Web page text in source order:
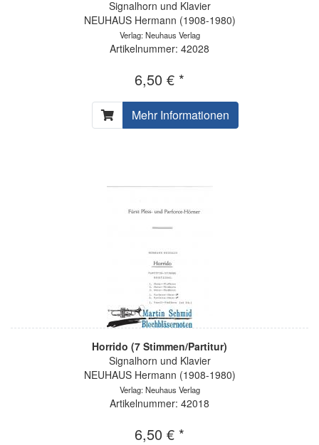
Signalhorn und Klavier
NEUHAUS Hermann (1908-1980)
Verlag: Neuhaus Verlag
Artikelnummer: 42028
6,50 € *
Mehr Informationen
Horrido (7 Stimmen/Partitur)
Signalhorn und Klavier
NEUHAUS Hermann (1908-1980)
Verlag: Neuhaus Verlag
Artikelnummer: 42018
6,50 € *